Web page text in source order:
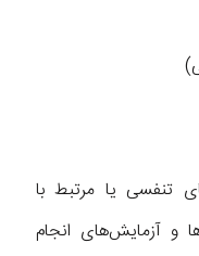
تنفسی یا مرتبط با
و آزمایش‌های انجام